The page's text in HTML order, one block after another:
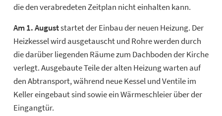
die den verabredeten Zeitplan nicht einhalten kann.
Am 1. Auguststartet der Einbau der neuen Heizung. Der
Heizkessel wird ausgetauscht und Rohre werden durch
die darüber liegenden Räume zum Dachboden der Kirche
verlegt. Ausgebaute Teile der alten Heizung warten auf
den Abtransport, während neue Kessel und Ventile im
Keller eingebaut sind sowie ein Wärmeschleier über der
Eingangtür.